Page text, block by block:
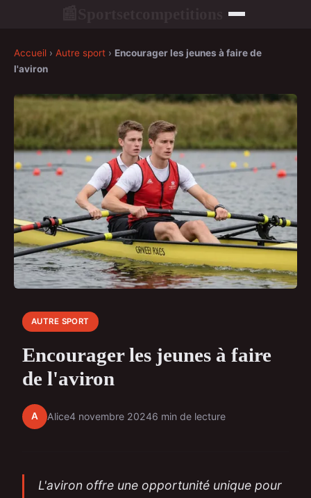
Accueil › Autre sport › Encourager les jeunes à faire de
l'aviron
AUTRE SPORT
Encourager les jeunes à faire
de l'aviron
A Alice4 novembre 20246 min de lecture
L'aviron offre une opportunité unique pour